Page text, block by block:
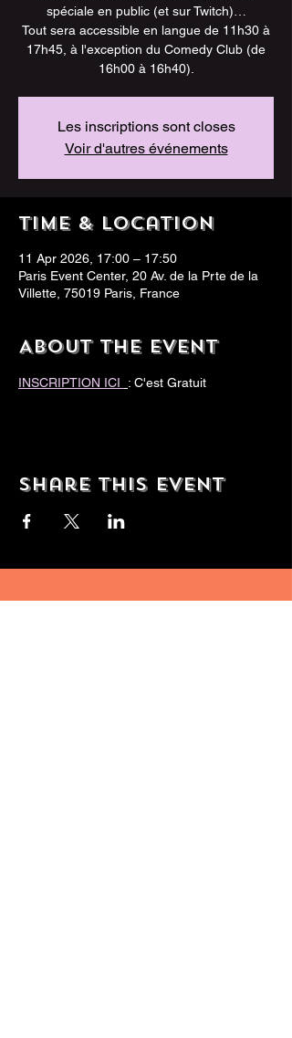
spéciale en public (et sur Twitch)…
Tout sera accessible en langue de 11h30 à
17h45, à l'exception du Comedy Club (de
16h00 à 16h40).
Les inscriptions sont closes
Voir d'autres événements
Time & Location
11 Apr 2026, 17:00 – 17:50
Paris Event Center, 20 Av. de la Prte de la
Villette, 75019 Paris, France
About the event
INSCRIPTION ICI : C'est Gratuit
Share this event